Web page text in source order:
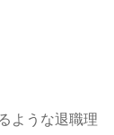
ような退職理